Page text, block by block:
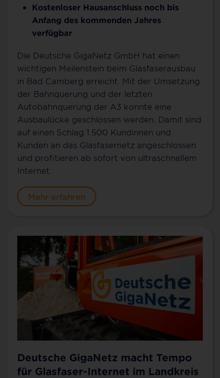
Kostenloser Hausanschluss noch bis
Anfang des kommenden Jahres
verfügbar
Die Deutsche GigaNetz GmbH hat einen
wichtigen Meilenstein beim Glasfaserausbau
in Bad Camberg erreicht. Mit der Umsetzung
der Bahnquerung und der letzten
Autobahnquerung der A3 konnte eine
Ausbaulücke geschlossen werden. Damit sind
auf einen Schlag 1.500 Kundinnen und
Kunden an das Glasfasernetz angeschlossen
und profitieren ab sofort von ultraschnellem
Internet.
Mehr erfahren
Deutsche GigaNetz macht Tempo
für Glasfaser-Internet im Landkreis